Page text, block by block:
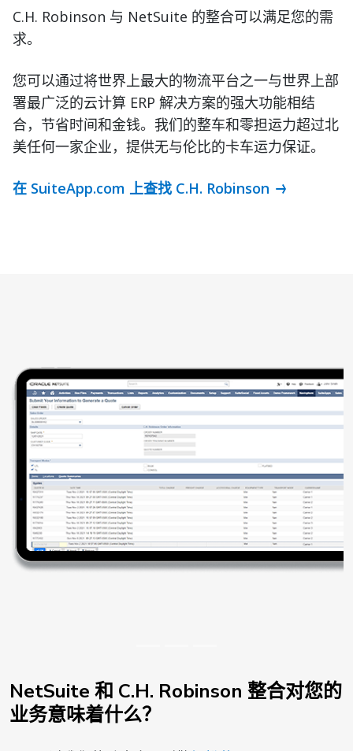
C.H. Robinson 与 NetSuite 的整合可以满足您的需
求。
您可以通过将世界上最大的物流平台之一与世界上部
署最广泛的云计算 ERP 解决方案的强大功能相结
合，节省时间和金钱。我们的整车和零担运力超过北
美任何一家企业，提供无与伦比的卡车运力保证。
在 SuiteApp.com 上查找 C.H. Robinson
NetSuite 和 C.H. Robinson 整合对您的
业务意味着什么？